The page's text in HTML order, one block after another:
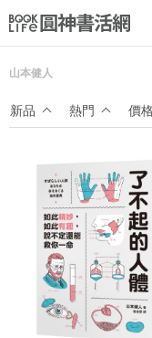
Netflix話題章魚小說！
山本健人
新品 熱門 價格